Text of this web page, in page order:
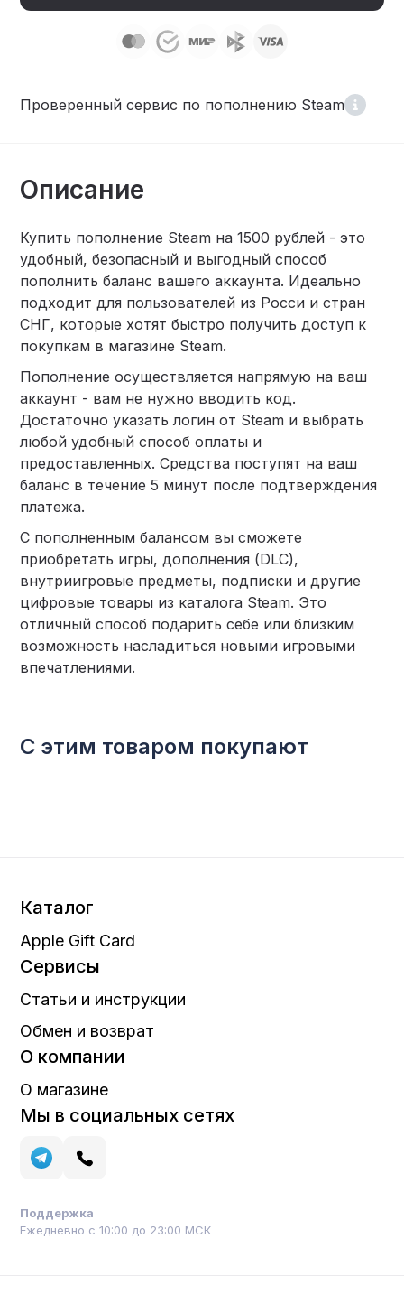
Проверенный сервис по пополнению Steam
Описание
Купить пополнение Steam на 1500 рублей - это
удобный, безопасный и выгодный способ
пополнить баланс вашего аккаунта. Идеально
подходит для пользователей из Росси и стран
СНГ, которые хотят быстро получить доступ к
покупкам в магазине Steam.
Пополнение осуществляется напрямую на ваш
аккаунт - вам не нужно вводить код.
Достаточно указать логин от Steam и выбрать
любой удобный способ оплаты и
предоставленных. Средства поступят на ваш
баланс в течение 5 минут после подтверждения
платежа.
С пополненным балансом вы сможете
приобретать игры, дополнения (DLC),
внутриигровые предметы, подписки и другие
цифровые товары из каталога Steam. Это
отличный способ подарить себе или близким
возможность насладиться новыми игровыми
впечатлениями.
С этим товаром покупают
Каталог
Apple Gift Card
Сервисы
Статьи и инструкции
Обмен и возврат
О компании
О магазине
Мы в социальных сетях
Поддержка
Ежедневно с 10:00 до 23:00 МСК